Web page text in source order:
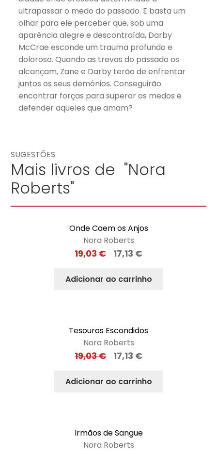
ultrapassar o medo do passado. E basta um
olhar para ele perceber que, sob uma
aparência alegre e descontraída, Darby
McCrae esconde um trauma profundo e
doloroso. Quando as trevas do passado os
alcançam, Zane e Darby terão de enfrentar
juntos os seus demónios. Conseguirão
encontrar forças para superar os medos e
defender aqueles que amam?
SUGESTÕES
Mais livros de "Nora
Roberts"
Onde Caem os Anjos
Nora Roberts
19,03€ 17,13 €
Adicionar ao carrinho
Tesouros Escondidos
Nora Roberts
19,03€ 17,13 €
Adicionar ao carrinho
Irmãos de Sangue
Nora Roberts